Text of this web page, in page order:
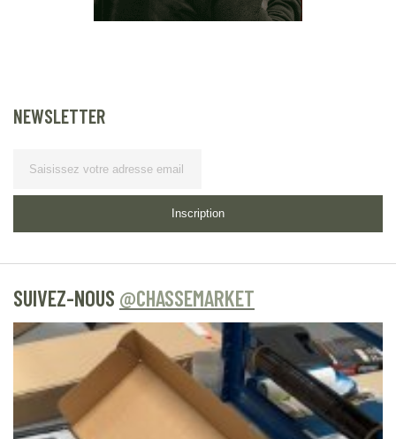
NEWSLETTER
Inscription
SUIVEZ-NOUS @CHASSEMARKET